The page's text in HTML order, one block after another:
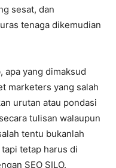
sesat, dan
tenaga dikemudian
apa yang dimaksud
marketers yang salah
urutan atau pondasi
tulisan walaupun
tentu bukanlah
tetap harus di
SEO SILO.